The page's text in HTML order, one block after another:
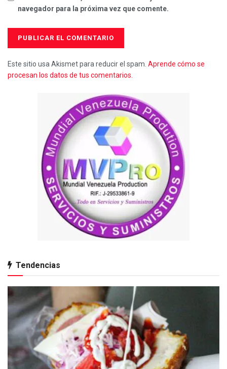
navegador para la próxima vez que comente.
Este sitio usa Akismet para reducir el spam. Aprende cómo se
procesan los datos de tus comentarios.
Tendencias